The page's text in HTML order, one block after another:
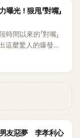
足，讓不少網友看
光！狠甩「對嘴」
間以來的「對嘴」
這麼驚人的爆發力
友惡夢 李孝利心